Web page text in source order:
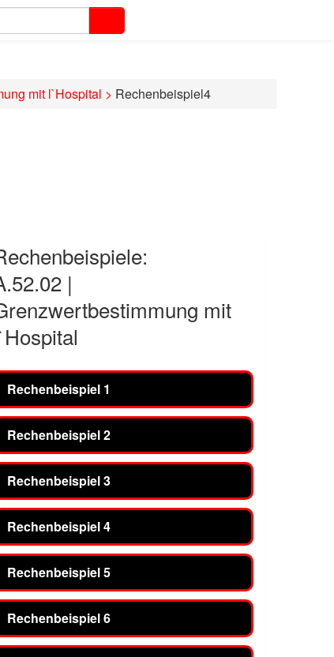
mit l`Hospital > Rechenbeispiel4
|
mit
Rechenbeispiel 1
Rechenbeispiel 2
Rechenbeispiel 3
Rechenbeispiel 4
Rechenbeispiel 5
Rechenbeispiel 6